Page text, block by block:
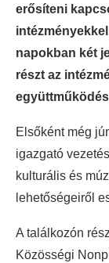
erősíteni
napokban két
részt az
Elsőként még
igazgató
kulturális és
lehetőségeiről
A találkozón
Közösségi